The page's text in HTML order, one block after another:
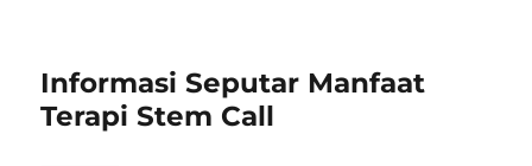
Informasi Seputar Manfaat
Terapi Stem Call